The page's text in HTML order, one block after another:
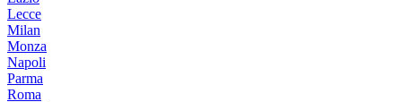
Lecce
Milan
Monza
Napoli
Parma
Roma